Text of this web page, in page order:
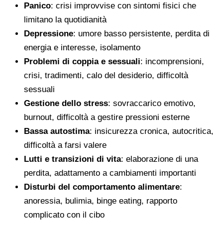
Panico: crisi improvvise con sintomi fisici che
limitano la quotidianità
Depressione: umore basso persistente, perdita di
energia e interesse, isolamento
Problemi di coppia e sessuali: incomprensioni,
crisi, tradimenti, calo del desiderio, difficoltà
sessuali
Gestione dello stress: sovraccarico emotivo,
burnout, difficoltà a gestire pressioni esterne
Bassa autostima: insicurezza cronica, autocritica,
difficoltà a farsi valere
Lutti e transizioni di vita: elaborazione di una
perdita, adattamento a cambiamenti importanti
Disturbi del comportamento alimentare:
anoressia, bulimia, binge eating, rapporto
complicato con il cibo